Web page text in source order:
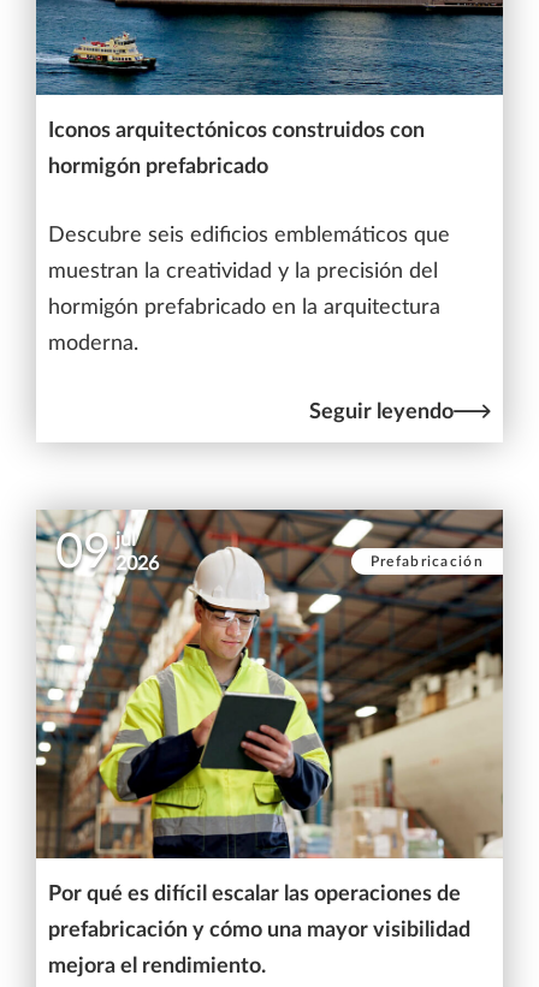
Iconos arquitectónicos construidos con
hormigón prefabricado
Descubre seis edificios emblemáticos que
muestran la creatividad y la precisión del
hormigón prefabricado en la arquitectura
moderna.
Seguir leyendo
09 jul
2026
Prefabricación
Por qué es difícil escalar las operaciones de
prefabricación y cómo una mayor visibilidad
mejora el rendimiento.